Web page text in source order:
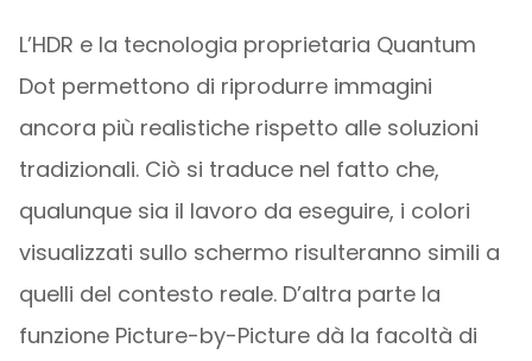
L’HDR e la tecnologia proprietaria Quantum
Dot permettono di riprodurre immagini
ancora più realistiche rispetto alle soluzioni
tradizionali. Ciò si traduce nel fatto che,
qualunque sia il lavoro da eseguire, i colori
visualizzati sullo schermo risulteranno simili a
quelli del contesto reale. D’altra parte la
funzione Picture-by-Picture dà la facoltà di